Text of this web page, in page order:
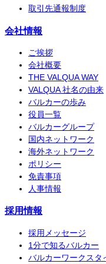
取引先通報制度
会社情報
ご挨拶
会社概要
THE VALQUA WAY
VALQUA 社名の由来
バルカーの歩み
役員一覧
バルカーグループ
国内ネットワーク
海外ネットワーク
ポリシー
免責事項
人事情報
採用情報
採用メッセージ
1分で知るバルカー
バルカーワークスタ